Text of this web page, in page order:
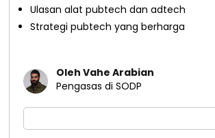
Ulasan alat pubtech dan adtech
Strategi pubtech yang berharga
Oleh Vahe Arabian
Pengasas di SODP